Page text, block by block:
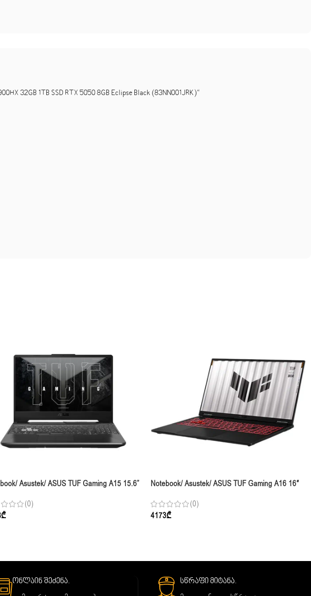
32GB 1TB SSD RTX 5050 8GB Eclipse Black (83NN001JRK)“
Asustek/ ASUS TUF Gaming A15 15.6”
Black
(0)
₾
Notebook/ Asustek/ ASUS TUF Gaming A16 16″
5060 8GB DOS Gray
(0)
4173₾
ონლაინ შეძენა. სწრაფი მიტანა.